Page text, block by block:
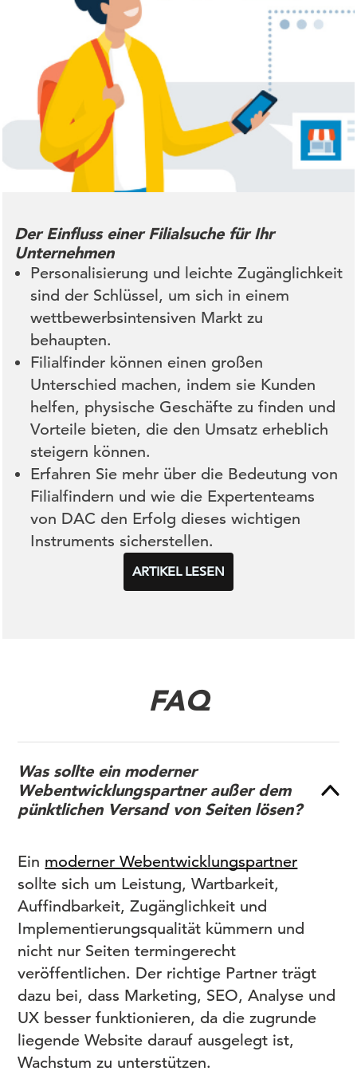
Der Einfluss einer Filialsuche für Ihr
Unternehmen
Personalisierung und leichte Zugänglichkeit
sind der Schlüssel, um sich in einem
wettbewerbsintensiven Markt zu
behaupten.
Filialfinder können einen großen
Unterschied machen, indem sie Kunden
helfen, physische Geschäfte zu finden und
Vorteile bieten, die den Umsatz erheblich
steigern können.
Erfahren Sie mehr über die Bedeutung von
Filialfindern und wie die Expertenteams
von DAC den Erfolg dieses wichtigen
Instruments sicherstellen.
ARTIKEL LESEN
FAQ
Was sollte ein moderner
Webentwicklungspartner außer dem
pünktlichen Versand von Seiten lösen?
Ein moderner Webentwicklungspartner
sollte sich um Leistung, Wartbarkeit,
Auffindbarkeit, Zugänglichkeit und
Implementierungsqualität kümmern und
nicht nur Seiten termingerecht
veröffentlichen. Der richtige Partner trägt
dazu bei, dass Marketing, SEO, Analyse und
UX besser funktionieren, da die zugrunde
liegende Website darauf ausgelegt ist,
Wachstum zu unterstützen.